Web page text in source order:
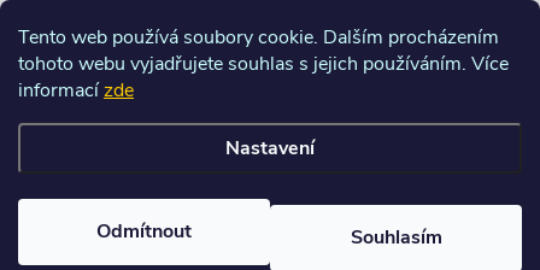
Tento web používá soubory cookie. Dalším procházením
tohoto webu vyjadřujete souhlas s jejich používáním. Více
informacízde
Nastavení
Odmítnout Souhlasím
nastavení cookies